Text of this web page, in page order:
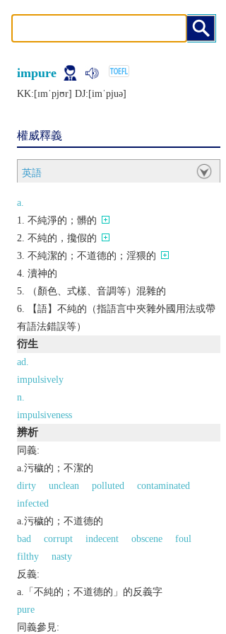
impure
KK:[ɪmˈpjʊr] DJ:[imˈpjuǝ]
權威釋義
英語
a.
不純淨的；髒的
不純的，攙假的
不純潔的；不道德的；淫猥的
瀆神的
（顏色、式樣、音調等）混雜的
【語】不純的（指語言中夾雜外國用法或帶
有語法錯誤等）
衍生
ad.
impulsively
n.
impulsiveness
辨析
同義:
a.污穢的；不潔的
dirty
unclean polluted
contaminated
infected
a.污穢的；不道德的
bad
corrupt indecent obscene
foul
filthy
nasty
反義:
a.「不純的；不道德的」的反義字
pure
同義參見: